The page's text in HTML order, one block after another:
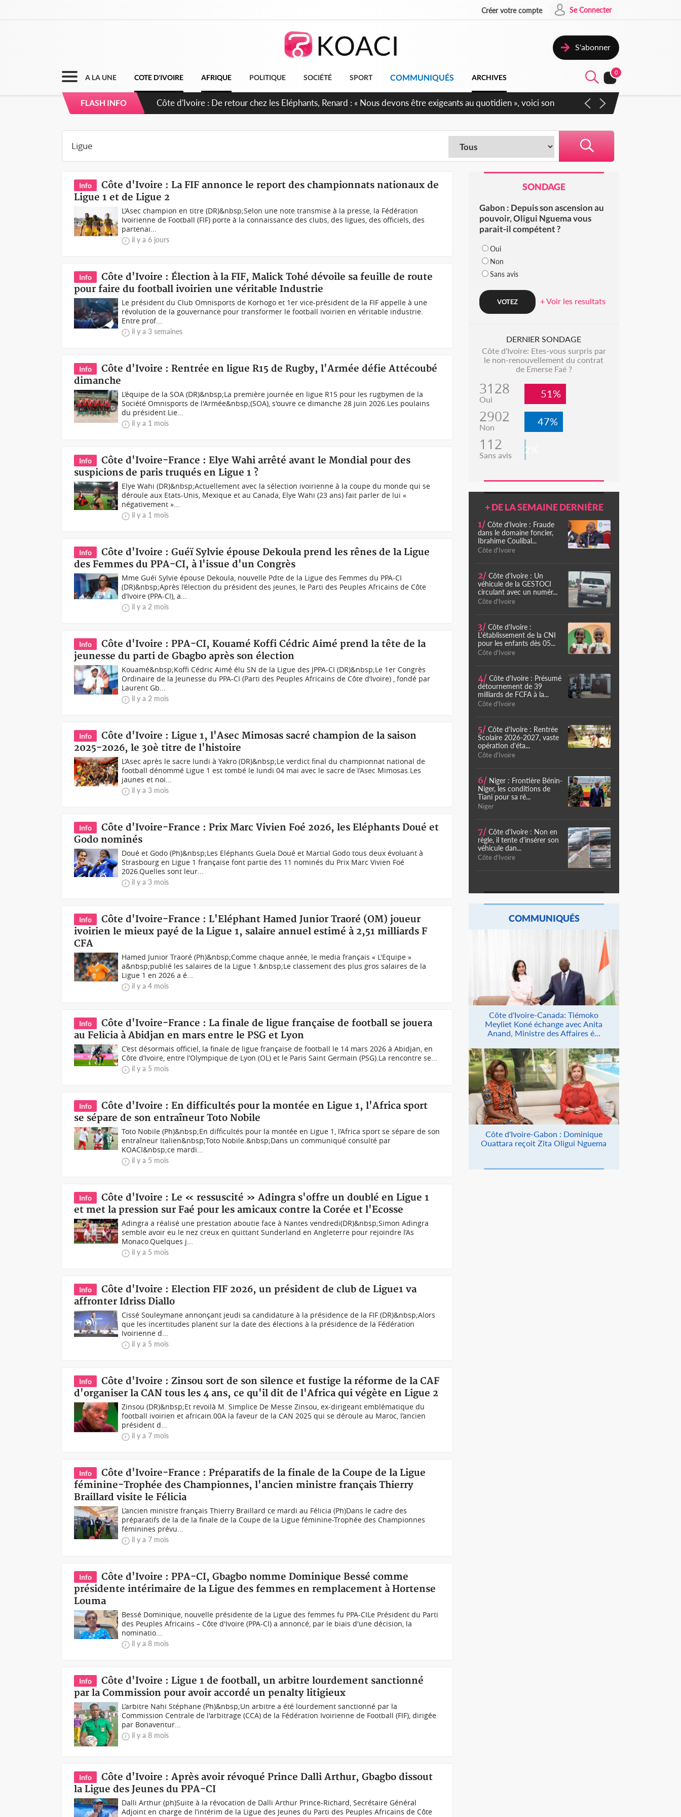
Créer votre compte Se Connecter
S'abonner
A LA UNE COTE D'IVOIRE AFRIQUE POLITIQUE SOCIÉTÉ SPORT COMMUNIQUÉS ARCHIVES
0
FLASH INFO
Côte d'Ivoire : 66e anniversaire de l'Indépendance, les Forces de Défense et de Sécurité affichent leur
Info
Côte d'Ivoire : La FIF annonce le report des championnats nationaux de
Ligue 1 et de Ligue 2
L’Asec champion en titre (DR)&nbsp;Selon une note transmise à la presse, la Fédération
Ivoirienne de Football (FIF) porte à la connaissance des clubs, des ligues, des officiels, des
partenai...
il y a 6 jours
Info
Côte d'Ivoire : Élection à la FIF, Malick Tohé dévoile sa feuille de route
pour faire du football ivoirien une véritable Industrie
Le président du Club Omnisports de Korhogo et 1er vice-président de la FIF appelle à une
révolution de la gouvernance pour transformer le football ivoirien en véritable industrie.
Entre prof...
il y a 3 semaines
Info
Côte d'Ivoire : Rentrée en ligue R15 de Rugby, l'Armée défie Attécoubé
dimanche
L’équipe de la SOA (DR)&nbsp;La première journée en ligue R15 pour les rugbymen de la
Société Omnisports de l'Armée&nbsp;(SOA), s'ouvre ce dimanche 28 juin 2026.Les poulains
du président Lie...
il y a 1 mois
Info
Côte d'Ivoire-France : Elye Wahi arrêté avant le Mondial pour des
suspicions de paris truqués en Ligue 1 ?
Elye Wahi (DR)&nbsp;Actuellement avec la sélection ivoirienne à la coupe du monde qui se
déroule aux Etats-Unis, Mexique et au Canada, Elye Wahi (23 ans) fait parler de lui «
négativement »...
il y a 1 mois
Info
Côte d'Ivoire : Guéï Sylvie épouse Dekoula prend les rênes de la Ligue
des Femmes du PPA-CI, à l'issue d'un Congrès
Mme Guéï Sylvie épouse Dekoula, nouvelle Pdte de la Ligue des Femmes du PPA-CI
(DR)&nbsp;Après l’élection du président des jeunes, le Parti des Peuples Africains de Côte
d’Ivoire (PPA-CI), a...
il y a 2 mois
Info
Côte d'Ivoire : PPA-CI, Kouamé Koffi Cédric Aimé prend la tête de la
jeunesse du parti de Gbagbo après son élection
Kouamé&nbsp;Koffi Cédric Aimé élu SN de la Ligue des JPPA-CI (DR)&nbsp;Le 1er Congrès
Ordinaire de la Jeunesse du PPA-CI (Parti des Peuples Africains de Côte d’Ivoire) , fondé par
Laurent Gb...
il y a 2 mois
Info
Côte d'Ivoire : Ligue 1, l'Asec Mimosas sacré champion de la saison
2025-2026, le 30è titre de l'histoire
L’Asec après le sacre lundi à Yakro (DR)&nbsp;Le verdict final du championnat national de
football dénommé Ligue 1 est tombé le lundi 04 mai avec le sacre de l’Asec Mimosas.Les
jaunes et noi...
il y a 3 mois
Info
Côte d'Ivoire-France : Prix Marc Vivien Foé 2026, les Eléphants Doué et
Godo nominés
Doué et Godo (Ph)&nbsp;Les Eléphants Guela Doué et Martial Godo tous deux évoluant à
Strasbourg en Ligue 1 française font partie des 11 nominés du Prix Marc Vivien Foé
2026.Quelles sont leur...
il y a 3 mois
Info
Côte d'Ivoire-France : L'Eléphant Hamed Junior Traoré (OM) joueur
ivoirien le mieux payé de la Ligue 1, salaire annuel estimé à 2,51 milliards F
CFA
Hamed Junior Traoré (Ph)&nbsp;Comme chaque année, le media français « L'Equipe »
a&nbsp;publié les salaires de la Ligue 1.&nbsp;Le classement des plus gros salaires de la
Ligue 1 en 2026 a é...
il y a 4 mois
Info
Côte d'Ivoire-France : La finale de ligue française de football se jouera
au Felicia à Abidjan en mars entre le PSG et Lyon
C’est désormais officiel, la finale de ligue française de football le 14 mars 2026 à Abidjan, en
Côte d’Ivoire, entre l’Olympique de Lyon (OL) et le Paris Saint Germain (PSG).La rencontre se...
il y a 5 mois
Info
Côte d'Ivoire : En difficultés pour la montée en Ligue 1, l'Africa sport
se sépare de son entraîneur Toto Nobile
Toto Nobile (Ph)&nbsp;En difficultés pour la montée en Ligue 1, l’Africa sport se sépare de son
entraîneur Italien&nbsp;Toto Nobile.&nbsp;Dans un communiqué consulté par
KOACI&nbsp;ce mardi...
il y a 5 mois
Info
Côte d'Ivoire : Le « ressuscité » Adingra s'offre un doublé en Ligue 1
et met la pression sur Faé pour les amicaux contre la Corée et l'Ecosse
Adingra a réalisé une prestation aboutie face à Nantes vendredi(DR)&nbsp;Simon Adingra
semble avoir eu le nez creux en quittant Sunderland en Angleterre pour rejoindre l’As
Monaco.Quelques j...
il y a 5 mois
Info
Côte d'Ivoire : Election FIF 2026, un président de club de Ligue1 va
affronter Idriss Diallo
Cissé Souleymane annonçant jeudi sa candidature à la présidence de la FIF (DR)&nbsp;Alors
que les incertitudes planent sur la date des élections à la présidence de la Fédération
Ivoirienne d...
il y a 5 mois
Info
Côte d'Ivoire : Zinsou sort de son silence et fustige la réforme de la CAF
d'organiser la CAN tous les 4 ans, ce qu'il dit de l'Africa qui végète en Ligue 2
Zinsou (DR)&nbsp;Et revoilà M. Simplice De Messe Zinsou, ex-dirigeant emblématique du
football ivoirien et africain.00A la faveur de la CAN 2025 qui se déroule au Maroc, l’ancien
président d...
il y a 7 mois
Info
Côte d'Ivoire-France : Préparatifs de la finale de la Coupe de la Ligue
féminine-Trophée des Championnes, l'ancien ministre français Thierry
Braillard visite le Félicia
L’ancien ministre français Thierry Braillard ce mardi au Félicia (Ph)Dans le cadre des
préparatifs de la de la finale de la Coupe de la Ligue féminine-Trophée des Championnes
féminines prévu...
il y a 7 mois
Info
Côte d'Ivoire : PPA-CI, Gbagbo nomme Dominique Bessé comme
présidente intérimaire de la Ligue des femmes en remplacement à Hortense
Louma
Bessé Dominique, nouvelle présidente de la Ligue des femmes fu PPA-CILe Président du Parti
des Peuples Africains – Côte d'Ivoire (PPA-CI) a annoncé, par le biais d'une décision, la
nominatio...
il y a 8 mois
Info
Côte d'Ivoire : Ligue 1 de football, un arbitre lourdement sanctionné
par la Commission pour avoir accordé un penalty litigieux
L’arbitre Nahi Stéphane (Ph)&nbsp;Un arbitre a été lourdement sanctionné par la
Commission Centrale de l'arbitrage (CCA) de la Fédération Ivoirienne de Football (FIF), dirigée
par Bonaventur...
il y a 8 mois
Info
Côte d'Ivoire : Après avoir révoqué Prince Dalli Arthur, Gbagbo dissout
la Ligue des Jeunes du PPA-CI
Dalli Arthur (ph)Suite à la révocation de Dalli Arthur Prince-Richard, Secrétaire Général
Adjoint en charge de l’intérim de la Ligue des Jeunes du Parti des Peuples Africains de Côte
SONDAGE
Gabon : Depuis son ascension au
pouvoir, Oligui Nguema vous
parait-il compétent ?
Oui
Non
Sans avis
+ Voir les resultats
DERNIER SONDAGE
Côte d'Ivoire: Etes-vous surpris par
le non-renouvellement du contrat
de Emerse Faé ?
3128
Oui 51%
2902
Non 47%
112
Sans avis 2%
+ DE LA SEMAINE DERNIÈRE
1/ Côte d'Ivoire : Fraude
dans le domaine foncier,
Ibrahime Coulibal...
Côte d'Ivoire
2/ Côte d'Ivoire : Un
véhicule de la GESTOCI
circulant avec un numér...
Côte d'Ivoire
3/ Côte d'Ivoire :
L'établissement de la CNI
pour les enfants dès 05...
Côte d'Ivoire
4/ Côte d'Ivoire : Présumé
détournement de 39
milliards de FCFA à la...
Côte d'Ivoire
5/ Côte d'Ivoire : Rentrée
Scolaire 2026-2027, vaste
opération d'éta...
Côte d'Ivoire
6/ Niger : Frontière Bénin-
Niger, les conditions de
Tiani pour sa ré...
Niger
7/ Côte d'Ivoire : Non en
règle, il tente d'insérer son
véhicule dan...
Côte d'Ivoire
COMMUNIQUÉS
Côte d'Ivoire-Canada: Tiémoko
Meyliet Koné échange avec Anita
Anand, Ministre des Affaires é...
Côte d'Ivoire-Gabon : Dominique
Ouattara reçoit Zita Oligui Nguema